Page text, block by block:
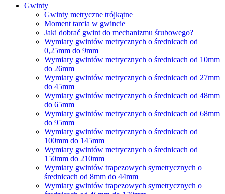
Gwinty
Gwinty metryczne trójkątne
Moment tarcia w gwincie
Jaki dobrać gwint do mechanizmu śrubowego?
Wymiary gwintów metrycznych o średnicach od
0,25mm do 9mm
Wymiary gwintów metrycznych o średnicach od 10mm
do 26mm
Wymiary gwintów metrycznych o średnicach od 27mm
do 45mm
Wymiary gwintów metrycznych o średnicach od 48mm
do 65mm
Wymiary gwintów metrycznych o średnicach od 68mm
do 95mm
Wymiary gwintów metrycznych o średnicach od
100mm do 145mm
Wymiary gwintów metrycznych o średnicach od
150mm do 210mm
Wymiary gwintów trapezowych symetrycznych o
średnicach od 8mm do 44mm
Wymiary gwintów trapezowych symetrycznych o